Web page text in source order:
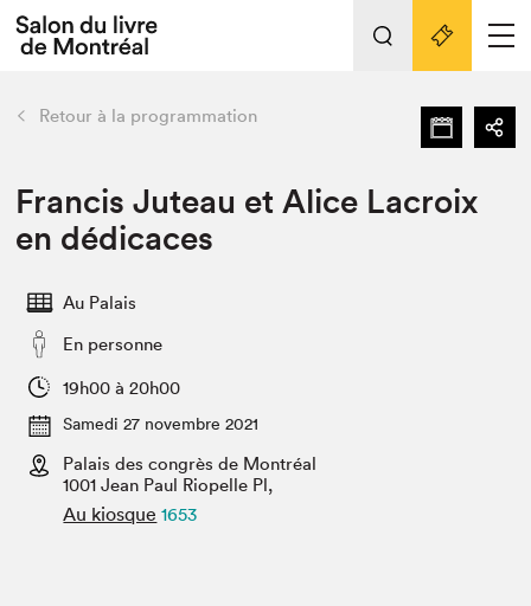
Espace médias
Espace exposant⋅e⋅s
Tout sur l'édition 2022
Actualités
Club de lecture Braindate
retour Nos activités
Édition 2022
Planifier sa visite
Nous connaître
Projets partenaires 2022
Archives
Liens pratiques
Retour à la programmation
Francis Juteau et Alice Lacroix
en dédicaces
Au Palais
En personne
19h00 à 20h00
Samedi 27 novembre 2021
Palais des congrès de Montréal
1001 Jean Paul Riopelle Pl,
Au kiosque 1653